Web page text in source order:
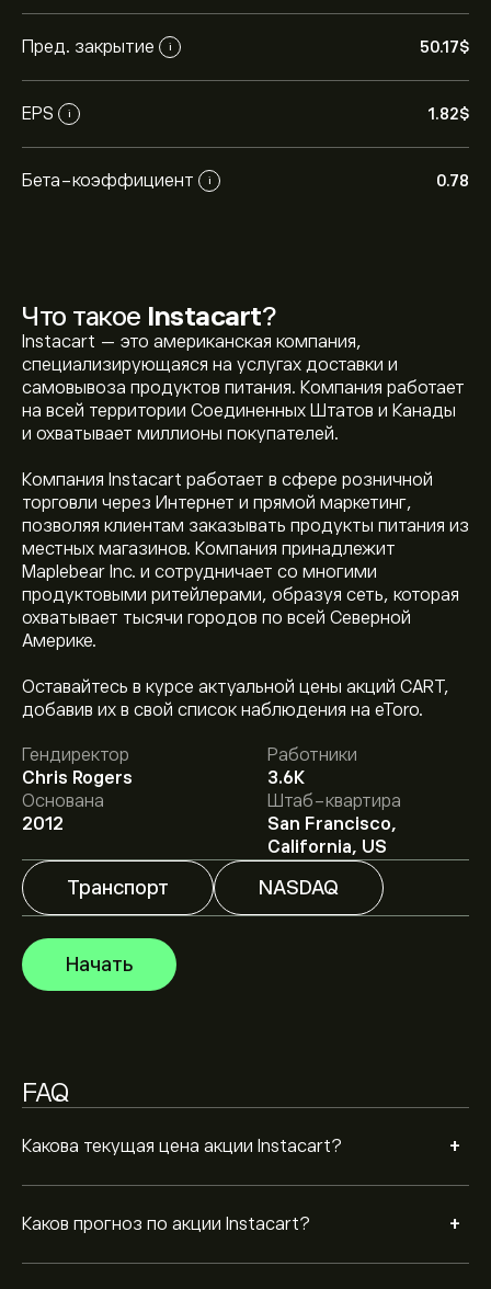
Пред. закрытие i 50.17‎$‎
EPS i 1.82‎$‎
Бета-коэффициент i 0.78
Что такое Instacart?
Instacart — это американская компания,
специализирующаяся на услугах доставки и
самовывоза продуктов питания. Компания работает
на всей территории Соединенных Штатов и Канады
и охватывает миллионы покупателей.
Компания Instacart работает в сфере розничной
торговли через Интернет и прямой маркетинг,
позволяя клиентам заказывать продукты питания из
местных магазинов. Компания принадлежит
Maplebear Inc. и сотрудничает со многими
продуктовыми ритейлерами, образуя сеть, которая
охватывает тысячи городов по всей Северной
Америке.
Оставайтесь в курсе актуальной цены акций CART,
добавив их в свой список наблюдения на eToro.
Гендиректор
Chris Rogers
Работники
3.6K
Основана
2012
Штаб-квартира
San Francisco,
California, US
Транспорт NASDAQ
Начать
FAQ
Какова текущая цена акции Instacart? +
Текущая цена акции CART составляет 50.17‎$‎.
Каков прогноз по акции Instacart? +
Средняя целевая цена акции Instacart составляет
50.17‎$‎.Зарегистрируйтесь
на eToro, чтобы получить
подробные прогнозы и целевые цены от аналитиков.
Аналитики предоставляют прогнозы по акции
Instacart, основываясь на рыночных тенденциях,
финансовых отчетах и предполагаемом росте.
Ознакомьтесь с последним прогнозом для будущих
Рыночная капитализация Instacart — это 11.79B‎$‎